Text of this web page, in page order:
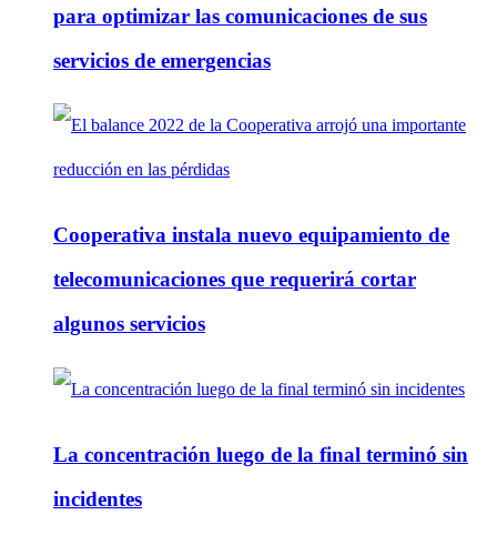
para optimizar las comunicaciones de sus
servicios de emergencias
Cooperativa instala nuevo equipamiento de
telecomunicaciones que requerirá cortar
algunos servicios
La concentración luego de la final terminó sin
incidentes